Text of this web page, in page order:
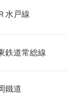
水戸線
鉄道常総線
鐵道